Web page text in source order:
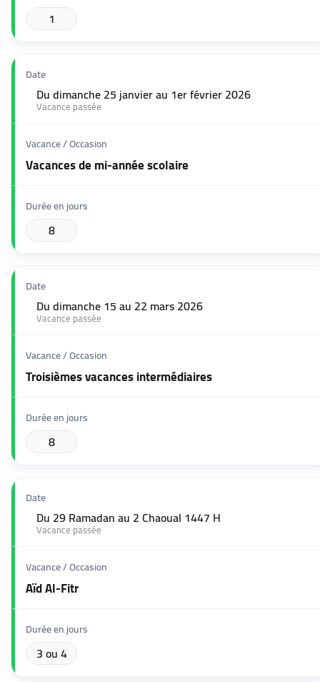
1
Du dimanche 25 janvier au 1er février 2026
Vacance passée
Vacances de mi-année scolaire
8
Du dimanche 15 au 22 mars 2026
Vacance passée
Troisièmes vacances intermédiaires
8
Du 29 Ramadan au 2 Chaoual 1447 H
Vacance passée
Aïd Al-Fitr
3 ou 4